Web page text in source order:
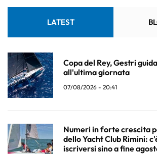
LATEST
Copa del Rey, Gestri
all'ultima giornata
07/08/2026 - 20:41
Numeri in forte crescita
dello Yacht Club Rimini:
iscriversi sino a fine